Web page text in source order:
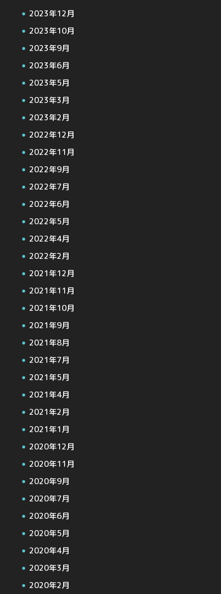
2023年12月
2023年10月
2023年9月
2023年6月
2023年5月
2023年3月
2023年2月
2022年12月
2022年11月
2022年9月
2022年7月
2022年6月
2022年5月
2022年4月
2022年2月
2021年12月
2021年11月
2021年10月
2021年9月
2021年8月
2021年7月
2021年5月
2021年4月
2021年2月
2021年1月
2020年12月
2020年11月
2020年9月
2020年7月
2020年6月
2020年5月
2020年4月
2020年3月
2020年2月